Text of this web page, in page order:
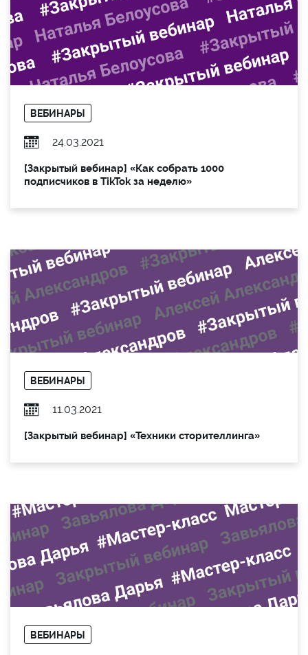
ВЕБИНАРЫ
24.03.2021
[Закрытый вебинар] «Как собрать 1000
подписчиков в TikTok за неделю»
ВЕБИНАРЫ
11.03.2021
[Закрытый вебинар] «Техники сторителлинга»
ВЕБИНАРЫ